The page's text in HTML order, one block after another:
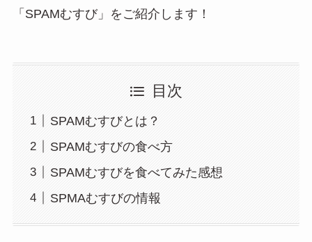
「SPAMむすび」をご紹介します！
目次
SPAMむすびとは？
SPAMむすびの食べ方
SPAMむすびを食べてみた感想
SPMAむすびの情報